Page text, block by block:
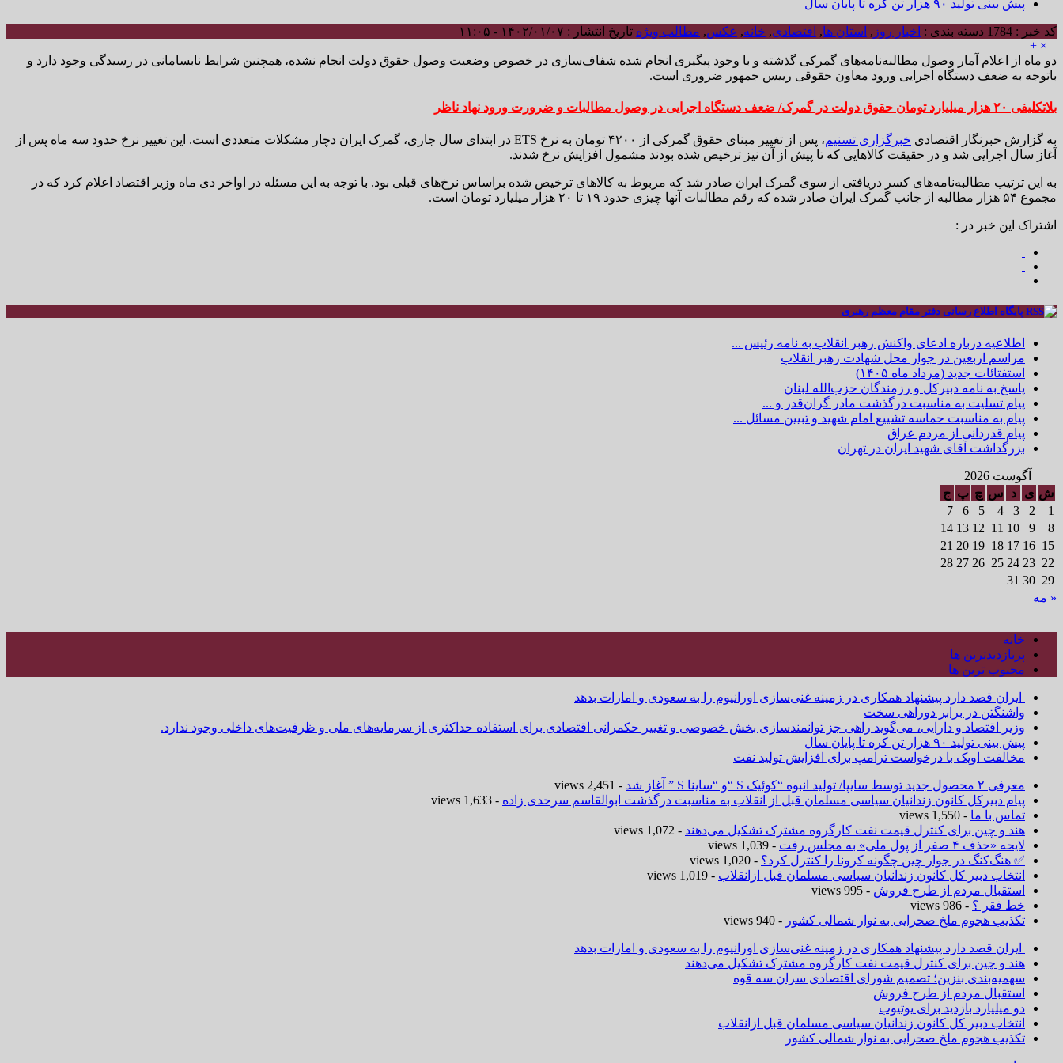
پیش بینی تولید ۹۰ هزار تن کره تا پایان سال
کد خبر : 1784 دسته بندی : اخبار روز , استان ها, اقتصادی, خانه, عکس, مطالب ویژه تاریخ انتشار : ۱۴۰۲/۰۱/۰۷ - ۱۱:۰۵
–
×
+
دو ماه از اعلام آمار وصول مطالبه‌نامه‌های گمرکی گذشته و با وجود پیگیری انجام شده شفاف‌سازی در خصوص وضعیت وصول حقوق دولت انجام نشده، همچنین شرایط نابسامانی در رسیدگی وجود دارد و
باتوجه به ضعف دستگاه اجرایی ورود معاون حقوقی رییس جمهور ضروری است.
بلاتکلیفی ۲۰ هزار میلیارد تومان حقوق دولت در گمرک/ ضعف دستگاه اجرایی در وصول مطالبات و ضرورت ورود نهاد ناظر
به گزارش خبرنگار اقتصادی خبرگزاری تسنیم
، پس از تغییر مبنای حقوق گمرکی از ۴۲۰۰ تومان به نرخ ETS در ابتدای سال جاری، گمرک ایران دچار مشکلات متعددی است. این تغییر نرخ حدود سه ماه پس از
آغاز سال اجرایی شد و در حقیقت کالاهایی که تا پیش از آن نیز ترخیص شده بودند مشمول افزایش نرخ شدند.
به این ترتیب مطالبه‌نامه‌های کسر دریافتی از سوی گمرک ایران صادر شد که مربوط به کالاهای ترخیص شده براساس نرخ‌های قبلی بود. با توجه به این مسئله در اواخر دی ماه وزیر اقتصاد اعلام کرد که در
مجموع ۵۴ هزار مطالبه از جانب گمرک ایران صادر شده که رقم مطالبات آنها چیزی حدود ۱۹ تا ۲۰ هزار میلیارد تومان است.
اشتراک این خبر در :
پایگاه اطلاع رسانی دفتر مقام معظم رهبری
اطلاعیه درباره ادعای واکنش رهبر انقلاب به نامه رئیس ...
مراسم اربعین در جوار محل شهادت رهبر انقلاب
استفتائات جدید (مرداد ماه ۱۴۰۵)
پاسخ به نامه دبیرکل و رزمندگان حزب‌الله لبنان
پیام تسلیت به مناسبت درگذشت مادر گران‌قدر و ...
پیام به مناسبت حماسه تشییع امام شهید و تبیین مسائل ...
پیام قدردانی از مردم عراق
بزرگداشت آقای شهید ایران در تهران
آگوست 2026
ش ی د س چ پ ج
1
2
3
4
5
6
7
8
9
10
11
12
13
14
15
16
17
18
19
20
21
22
23
24
25
26
27
28
29
30
31
« مه
خانه
پربازدیدترین ها
محبوب ترین ها
ایران قصد دارد پیشنهاد همکاری در زمینه غنی‌سازی اورانیوم را به سعودی و امارات بدهد
واشنگتن در برابر دوراهی سخت
وزیر اقتصاد و دارایی، می‌گوید راهی جز توانمندسازی بخش خصوصی و تغییر حکمرانی اقتصادی برای استفاده حداکثری از سرمایه‌های ملی و ظرفیت‌های داخلی وجود ندارد.
پیش بینی تولید ۹۰ هزار تن کره تا پایان سال
مخالفت اوپک با درخواست ترامپ برای افزایش تولید نفت
معرفی ۲ محصول جدید توسط سایپا/ تولید انبوه “کوئیک S “و “ساینا S ” آغاز شد
- 2,451 views
پیام دبیرکل کانون زندانیان سیاسی مسلمان قبل از انقلاب به مناسبت درگذشت ابوالقاسم سرحدی زاده - 1,633 views
تماس با ما - 1,550 views
هند و چین برای کنترل قیمت نفت کارگروه مشترک تشکیل می‌دهند - 1,072 views
لایحه «حذف ۴ صفر از پول ملی» به مجلس رفت
- 1,039 views
✅ هنگ‌کنگ در جوار چین چگونه کرونا را کنترل کرد؟ - 1,020 views
انتخاب دبیر کل کانون زندانیان سیاسی مسلمان قبل ازانقلاب - 1,019 views
استقبال مردم از طرح فروش - 995 views
خط فقر ؟ - 986 views
تکذیب هجوم ملخ صحرایی به نوار شمالی کشور - 940 views
ایران قصد دارد پیشنهاد همکاری در زمینه غنی‌سازی اورانیوم را به سعودی و امارات بدهد
هند و چین برای کنترل قیمت نفت کارگروه مشترک تشکیل می‌دهند
سهمیه‌بندی بنزین؛ تصمیم شورای اقتصادی سران سه قوه
استقبال مردم از طرح فروش
دو میلیارد بازدید برای یوتیوب
انتخاب دبیر کل کانون زندانیان سیاسی مسلمان قبل ازانقلاب
تکذیب هجوم ملخ صحرایی به نوار شمالی کشور